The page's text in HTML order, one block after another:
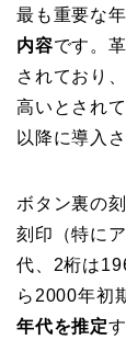
最も重要な
内容です。
されており
高いとされ
以降に導入
ボタン裏の
刻印（特に
代、2桁は
ら2000年初
年代を推定